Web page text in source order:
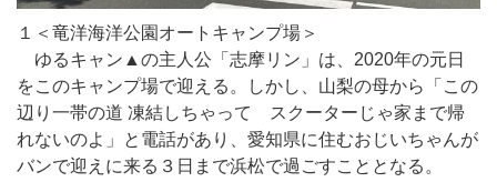
１＜竜洋海洋公園オートキャンプ場＞
ゆるキャン▲の主人公「志摩リン」は、2020年の元日
をこのキャンプ場で迎える。しかし、山梨の母から「この
辺り一帯の道 凍結しちゃって スクーターじゃ家まで帰
れないのよ」と電話があり、愛知県に住むおじいちゃんが
バンで迎えに来る３日まで浜松で過ごすこととなる。